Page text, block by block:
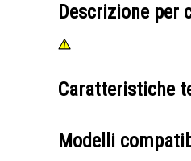
Descrizione per
Caratteristiche
Modelli